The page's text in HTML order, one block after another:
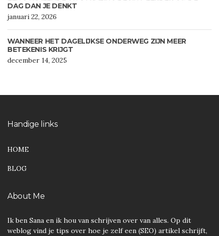
DAG DAN JE DENKT
januari 22, 2026
WANNEER HET DAGELIJKSE ONDERWEG ZIJN MEER
BETEKENIS KRIJGT
december 14, 2025
Handige links
HOME
BLOG
About Me
Ik ben Sana en ik hou van schrijven over van alles. Op dit
weblog vind je tips over hoe je zelf een (SEO) artikel schrijft,